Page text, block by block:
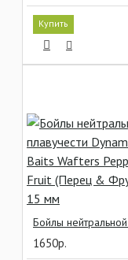
Купить
1650р.